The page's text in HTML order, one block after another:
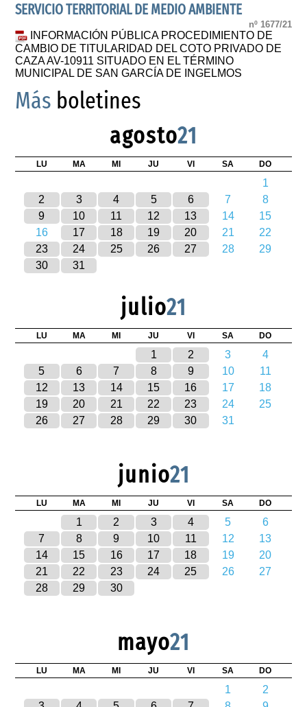
SERVICIO TERRITORIAL DE MEDIO AMBIENTE
nº 1677/21
INFORMACIÓN PÚBLICA PROCEDIMIENTO DE
CAMBIO DE TITULARIDAD DEL COTO PRIVADO DE
CAZA AV-10911 SITUADO EN EL TÉRMINO
MUNICIPAL DE SAN GARCÍA DE INGELMOS
Más boletines
agosto21
LU MA MI JU VI SA DO
1
2
3 4 5 6 7
8
9
10 11 12 13 14
15
16
17 18 19 20 21
22
23
24 25 26 27 28
29
30
31
julio21
LU MA MI JU VI SA DO
1 2 3
4
5
6 7 8 9 10
11
12
13 14 15 16 17
18
19
20 21 22 23 24
25
26
27 28 29 30 31
junio21
LU MA MI JU VI SA DO
1 2 3 4 5
6
7
8 9 10 11 12
13
14
15 16 17 18 19
20
21
22 23 24 25 26
27
28
29 30
mayo21
LU MA MI JU VI SA DO
1
2